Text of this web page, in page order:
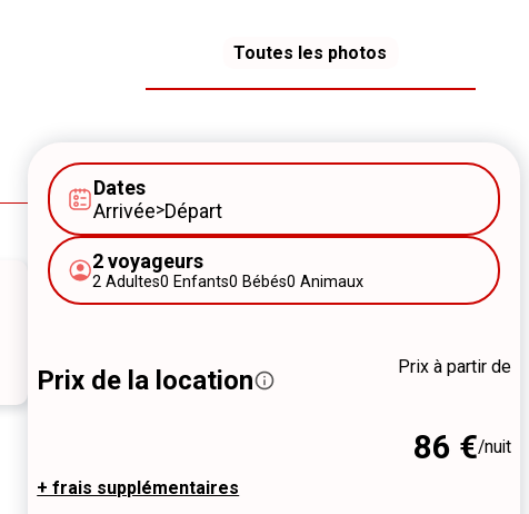
Toutes les photos
Dates
Arrivée>Départ
2 voyageurs
2 Adultes0 Enfants0 Bébés0 Animaux
Prix de la location
+ frais supplémentaires
Prix à partir de
86 €/nuit